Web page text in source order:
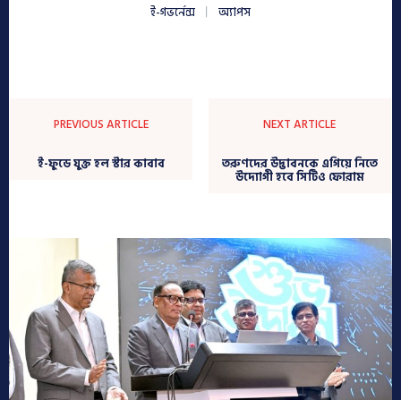
ই-গভর্নেন্স
অ্যাপস
PREVIOUS ARTICLE
ই-ফুডে যুক্ত হল স্টার কাবাব
NEXT ARTICLE
তরুণদের উদ্ভাবনকে এগিয়ে নিতে
উদ্যোগী হবে সিটিও ফোরাম